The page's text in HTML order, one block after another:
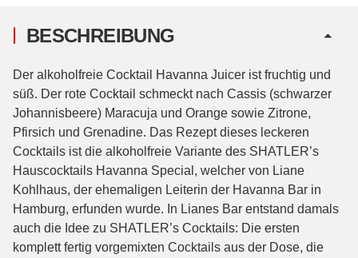
BESCHREIBUNG
Der alkoholfreie Cocktail Havanna Juicer ist fruchtig und
süß. Der rote Cocktail schmeckt nach Cassis (schwarzer
Johannisbeere) Maracuja und Orange sowie Zitrone,
Pfirsich und Grenadine. Das Rezept dieses leckeren
Cocktails ist die alkoholfreie Variante des SHATLER’s
Hauscocktails Havanna Special, welcher von Liane
Kohlhaus, der ehemaligen Leiterin der Havanna Bar in
Hamburg, erfunden wurde. In Lianes Bar entstand damals
auch die Idee zu SHATLER’s Cocktails: Die ersten
komplett fertig vorgemixten Cocktails aus der Dose, die